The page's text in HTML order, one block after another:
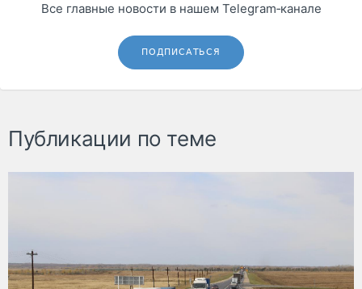
Все главные новости в нашем Telegram‑канале
ПОДПИСАТЬСЯ
Публикации по теме